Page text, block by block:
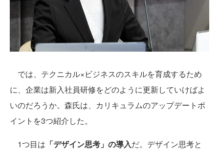
では、テクニカル×ビジネスのスキルを育成するため
に、企業は新入社員研修をどのように更新していけばよ
いのだろうか。森氏は、カリキュラムのアップデートポ
イントを3つ紹介した。
1つ目は 「デザイン思考」の導入だ。デザイン思考と